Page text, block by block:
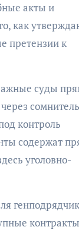
акты и
как
претензии к
суды
контроль
содержат
уголовно-